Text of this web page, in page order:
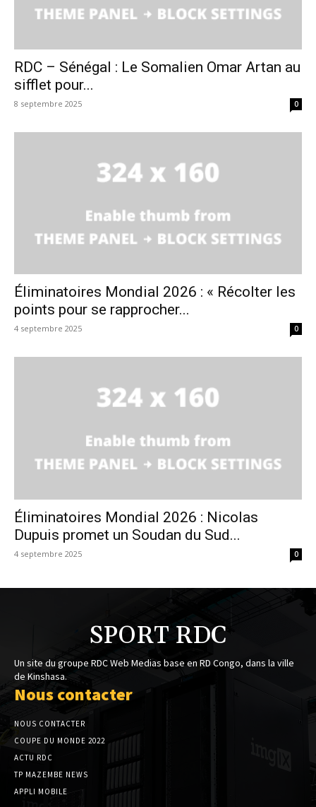
RDC – Sénégal : Le Somalien Omar Artan au
sifflet pour...
8 septembre 2025 0
Éliminatoires Mondial 2026 : « Récolter les
points pour se rapprocher...
4 septembre 2025 0
Éliminatoires Mondial 2026 : Nicolas
Dupuis promet un Soudan du Sud...
4 septembre 2025 0
SPORT RDC
Un site du groupe RDC Web Medias base en RD Congo, dans la ville
de Kinshasa.
Nous contacter
NOUS CONTACTER
COUPE DU MONDE 2022
ACTU RDC
TP MAZEMBE NEWS
APPLI MOBILE